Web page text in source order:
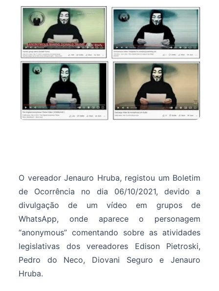
O vereador Jenauro Hruba, registou um Boletim
de Ocorrência no dia 06/10/2021, devido a
divulgação de um vídeo em grupos de
WhatsApp, onde aparece o personagem
“anonymous” comentando sobre as atividades
legislativas dos vereadores Edison Pietroski,
Pedro do Neco, Diovani Seguro e Jenauro
Hruba.